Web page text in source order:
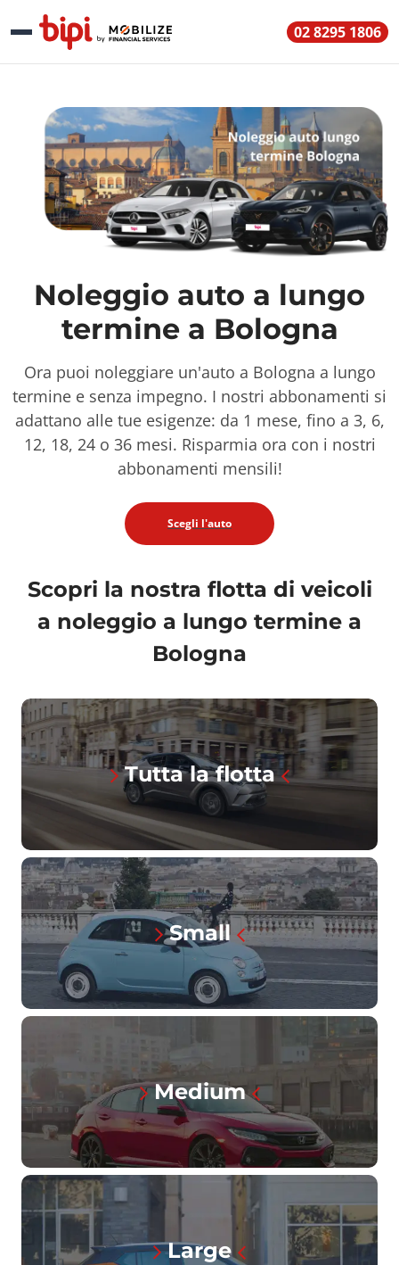
02 8295 1806
Noleggio auto a lungo
termine a Bologna
Ora puoi noleggiare un'auto a Bologna a lungo
termine e senza impegno. I nostri abbonamenti si
adattano alle tue esigenze: da 1 mese, fino a 3, 6,
12, 18, 24 o 36 mesi. Risparmia ora con i nostri
abbonamenti mensili!
Scegli l'auto
Scopri la nostra flotta di veicoli
a noleggio a lungo termine a
Bologna
Tutta la flotta
Small
Medium
Large